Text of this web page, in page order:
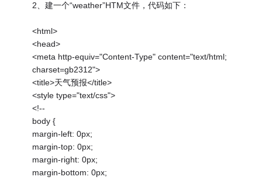
2、建一个“weather”HTM文件，代码如下：
<html>
<head>
<meta http-equiv="Content-Type" content="text/html;
charset=gb2312">
<title>天气预报</title>
<style type="text/css">
<!--
body {
margin-left: 0px;
margin-top: 0px;
margin-right: 0px;
margin-bottom: 0px;